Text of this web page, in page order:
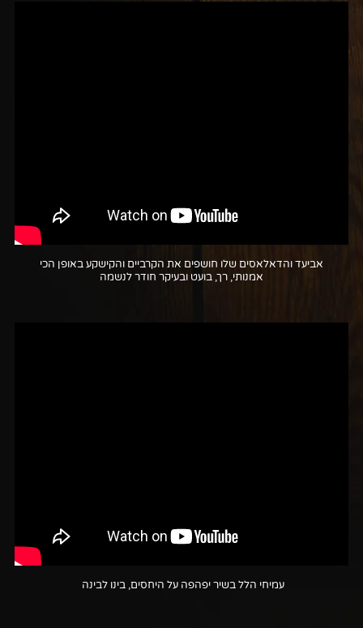
אביעד והדאלאסים שלו חושפים את הקרביים והקישקע באופן הכי
אמנותי, רך, בועט ובעיקר חודר לנשמה
עמיחי הלל בשיר יפהפה על היחסים, בינו לבינה